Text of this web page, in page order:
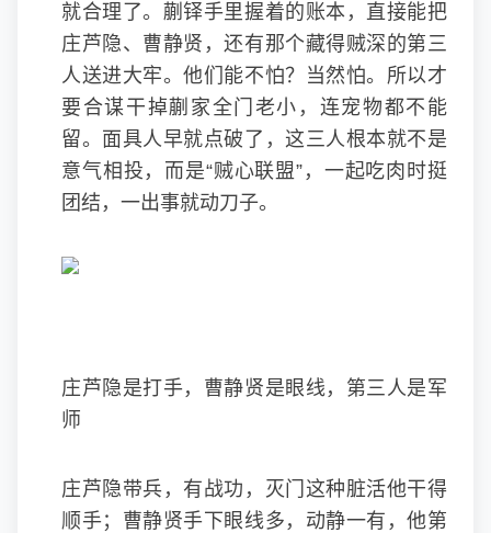
就合理了。蒯铎手里握着的账本，直接能把
庄芦隐、曹静贤，还有那个藏得贼深的第三
人送进大牢。他们能不怕？当然怕。所以才
要合谋干掉蒯家全门老小，连宠物都不能
留。面具人早就点破了，这三人根本就不是
意气相投，而是“贼心联盟”，一起吃肉时挺
团结，一出事就动刀子。
庄芦隐是打手，曹静贤是眼线，第三人是军
师
庄芦隐带兵，有战功，灭门这种脏活他干得
顺手；曹静贤手下眼线多，动静一有，他第